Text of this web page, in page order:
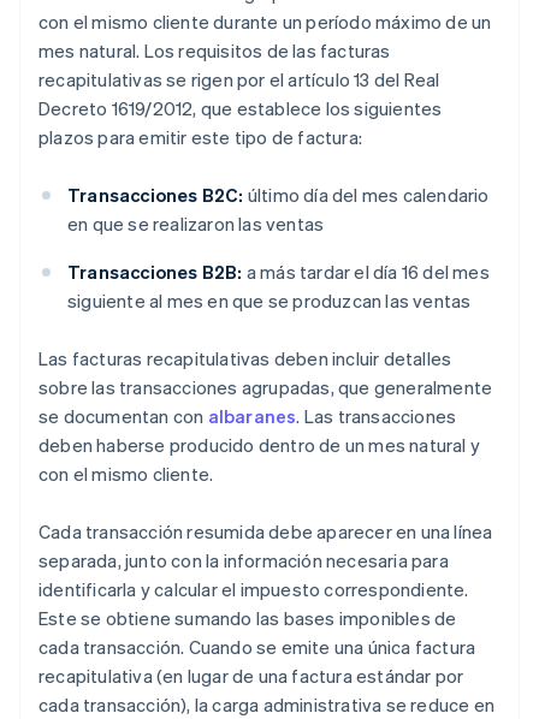
con el mismo cliente durante un período máximo de un
mes natural. Los requisitos de las facturas
recapitulativas se rigen por el artículo 13 del Real
Decreto 1619/2012, que establece los siguientes
plazos para emitir este tipo de factura:
Transacciones B2C: último día del mes calendario
en que se realizaron las ventas
Transacciones B2B: a más tardar el día 16 del mes
siguiente al mes en que se produzcan las ventas
Las facturas recapitulativas deben incluir detalles
sobre las transacciones agrupadas, que generalmente
se documentan con albaranes. Las transacciones
deben haberse producido dentro de un mes natural y
con el mismo cliente.
Cada transacción resumida debe aparecer en una línea
separada, junto con la información necesaria para
identificarla y calcular el impuesto correspondiente.
Este se obtiene sumando las bases imponibles de
cada transacción. Cuando se emite una única factura
recapitulativa (en lugar de una factura estándar por
cada transacción), la carga administrativa se reduce en